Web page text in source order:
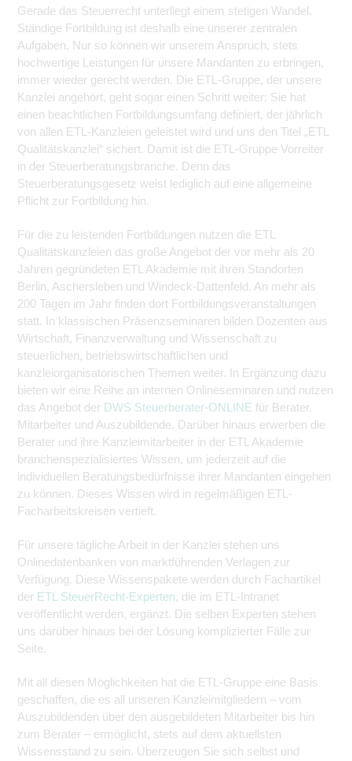
Gerade das Steuerrecht unterliegt einem stetigen Wandel.
Ständige Fortbildung ist deshalb eine unserer zentralen
Aufgaben. Nur so können wir unserem Anspruch, stets
hochwertige Leistungen für unsere Mandanten zu erbringen,
immer wieder gerecht werden. Die ETL-Gruppe, der unsere
Kanzlei angehört, geht sogar einen Schritt weiter: Sie hat
einen beachtlichen Fortbildungsumfang definiert, der jährlich
von allen ETL-Kanzleien geleistet wird und uns den Titel „ETL
Qualitätskanzlei“ sichert. Damit ist die ETL-Gruppe Vorreiter
in der Steuerberatungsbranche. Denn das
Steuerberatungsgesetz weist lediglich auf eine allgemeine
Pflicht zur Fortbildung hin.
Für die zu leistenden Fortbildungen nutzen die ETL
Qualitätskanzleien das große Angebot der vor mehr als 20
Jahren gegründeten ETL Akademie mit ihren Standorten
Berlin, Aschersleben und Windeck-Dattenfeld. An mehr als
200 Tagen im Jahr finden dort Fortbildungsveranstaltungen
statt. In klassischen Präsenzseminaren bilden Dozenten aus
Wirtschaft, Finanzverwaltung und Wissenschaft zu
steuerlichen, betriebswirtschaftlichen und
kanzleiorganisatorischen Themen weiter. In Ergänzung dazu
bieten wir eine Reihe an internen Onlineseminaren und nutzen
das Angebot der DWS Steuerberater-ONLINE für Berater,
Mitarbeiter und Auszubildende. Darüber hinaus erwerben die
Berater und ihre Kanzleimitarbeiter in der ETL Akademie
branchenspezialisiertes Wissen, um jederzeit auf die
individuellen Beratungsbedürfnisse ihrer Mandanten eingehen
zu können. Dieses Wissen wird in regelmäßigen ETL-
Facharbeitskreisen vertieft.
Für unsere tägliche Arbeit in der Kanzlei stehen uns
Onlinedatenbanken von marktführenden Verlagen zur
Verfügung. Diese Wissenspakete werden durch Fachartikel
der ETL SteuerRecht-Experten, die im ETL-Intranet
veröffentlicht werden, ergänzt. Die selben Experten stehen
uns darüber hinaus bei der Lösung komplizierter Fälle zur
Seite.
Mit all diesen Möglichkeiten hat die ETL-Gruppe eine Basis
geschaffen, die es all unseren Kanzleimitgliedern – vom
Auszubildenden über den ausgebildeten Mitarbeiter bis hin
zum Berater – ermöglicht, stets auf dem aktuellsten
Wissensstand zu sein. Überzeugen Sie sich selbst und